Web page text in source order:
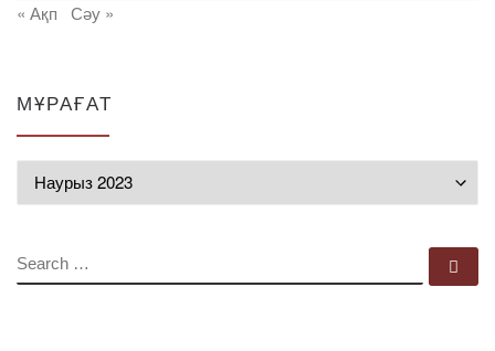
« Ақп
Сәу »
МҰРАҒАТ
SEARCH